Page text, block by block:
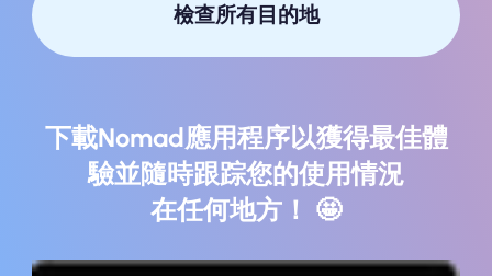
檢查所有目的地
下載Nomad應用程序以獲得最佳體
驗並隨時跟踪您的使用情況
在任何地方！ 🤩